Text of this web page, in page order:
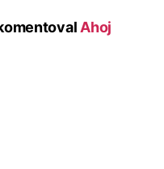
Ahoj